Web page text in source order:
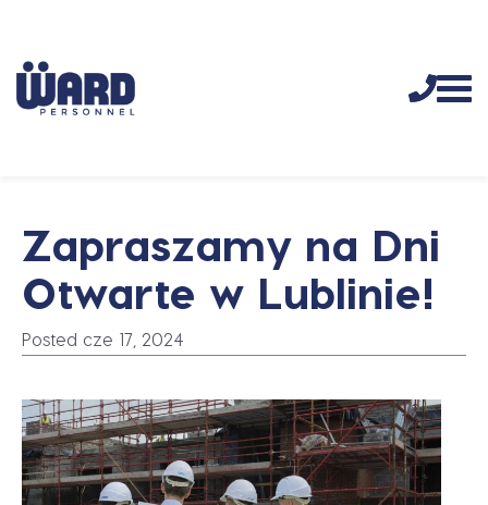
Zapraszamy na Dni
Otwarte w Lublinie!
Posted cze 17, 2024